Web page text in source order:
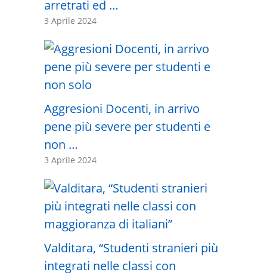
arretrati ed …
3 Aprile 2024
Aggresioni Docenti, in arrivo
pene più severe per studenti e
non …
3 Aprile 2024
Valditara, “Studenti stranieri più
integrati nelle classi con